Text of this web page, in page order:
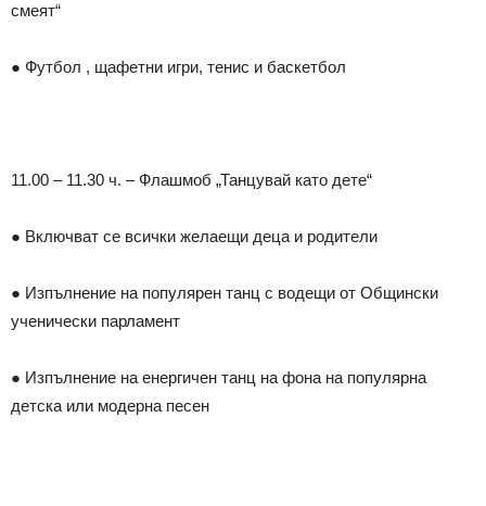
смеят“
● Футбол , щафетни игри, тенис и баскетбол
11.00 – 11.30 ч. – Флашмоб „Танцувай като дете“
● Включват се всички желаещи деца и родители
● Изпълнение на популярен танц с водещи от Общински
ученически парламент
● Изпълнение на енергичен танц на фона на популярна
детска или модерна песен